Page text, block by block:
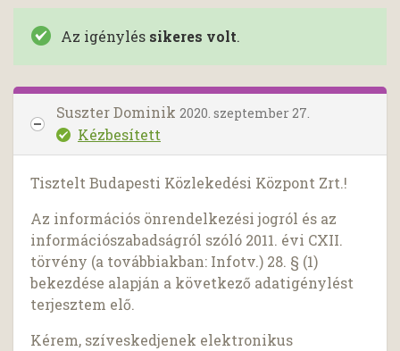
Az igénylés sikeres volt.
Suszter Dominik 2020. szeptember 27.
Kézbesített
Tisztelt Budapesti Közlekedési Központ Zrt.!
Az információs önrendelkezési jogról és az
információszabadságról szóló 2011. évi CXII.
törvény (a továbbiakban: Infotv.) 28. § (1)
bekezdése alapján a következő adatigénylést
terjesztem elő.
Kérem, szíveskedjenek elektronikus